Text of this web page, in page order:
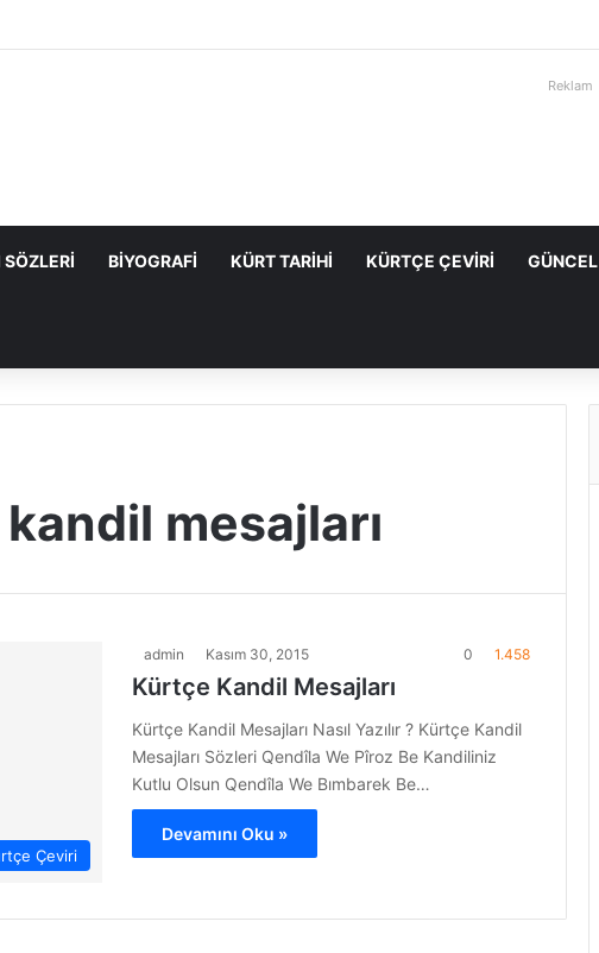
Reklam
BIYOGRAFI KÜRT TARIHI KÜRTÇE ÇEVIRI GÜNCEL
mesajları
Çeviri
admin Kasım 30, 2015 0 1.458
Kürtçe Kandil Mesajları
Kürtçe Kandil Mesajları Nasıl Yazılır ? Kürtçe Kandil
Mesajları Sözleri Qendîla We Pîroz Be Kandiliniz
Kutlu Olsun Qendîla We Bımbarek Be…
Devamını Oku »